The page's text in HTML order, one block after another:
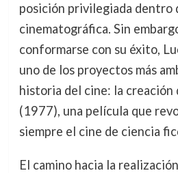
posición privilegiada dentro
cinematográfica. Sin
conformarse con su éxito,
uno de los proyectos más
historia del cine: la creación
(1977), una película que
siempre el cine de ciencia
El camino hacia la